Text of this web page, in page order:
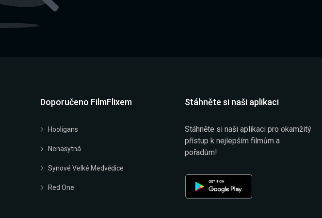
Doporučeno FilmFlixem
Hooligans
Nenasytná
Synové Velké Medvědice
Red One
Stáhněte si naši aplikaci
Stáhněte si naši aplikaci pro okamžitý
přístup k nejlepším filmům a
pořadům!